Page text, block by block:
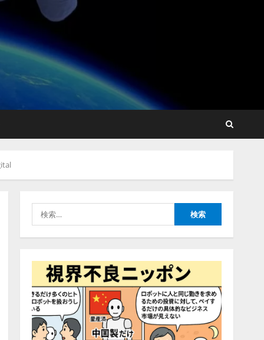
索:
藤原竜也がAIで組織の改善
点を見抜く！ SKYSEA Client
View 新テレビCM公開！
新オプション！ AIが組織の
グ動画公開 「もしAIが自分
年の夏はカブトムシを捕ま
2026/08/06/14:54:31
「QueryPie AIP」を提供開
4
レアラ、『AIはどの法律事
務所を推薦するのか』につ
×5つのAIで実態調査を実施
2026/08/06/11:53:44
ZETAアライアンス、AIとIoT
の共創を推進する
「Agentic IoT Lab」を設立